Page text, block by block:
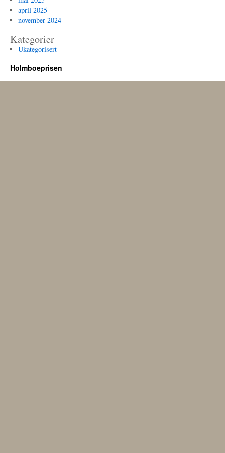
april 2025
november 2024
Kategorier
Ukategorisert
Holmboeprisen